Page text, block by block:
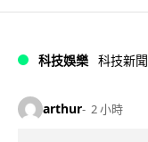
科技娛樂 科技新聞
arthur 2 小時